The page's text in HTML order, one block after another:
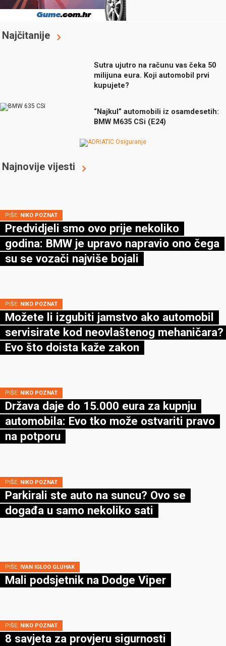
Najčitanije
Sutra ujutro na računu vas čeka 50
milijuna eura. Koji automobil prvi
kupujete?
“Najkul” automobili iz osamdesetih:
BMW M635 CSi (E24)
Najnovije vijesti
PIŠE: NIKO POZNAT
Predvidjeli smo ovo prije nekoliko
godina: BMW je upravo napravio ono čega
su se vozači najviše bojali
PIŠE: NIKO POZNAT
Možete li izgubiti jamstvo ako automobil
servisirate kod neovlaštenog mehaničara?
Evo što doista kaže zakon
PIŠE: NIKO POZNAT
Država daje do 15.000 eura za kupnju
automobila: Evo tko može ostvariti pravo
na potporu
PIŠE: NIKO POZNAT
Parkirali ste auto na suncu? Ovo se
događa u samo nekoliko sati
PIŠE: IVAN IGLOO GLUHAK
Mali podsjetnik na Dodge Viper
PIŠE: NIKO POZNAT
8 savjeta za provjeru sigurnosti